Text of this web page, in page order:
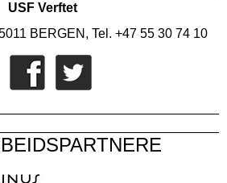
USF Verftet
BERGEN, Tel. +47 55 30 74 10